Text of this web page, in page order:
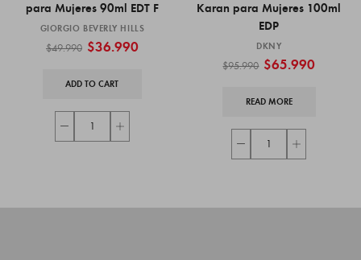
para Mujeres 90ml EDT F
GIORGIO BEVERLY HILLS
$49.990 $36.990
ADD TO CART
Karan para Mujeres 100ml
EDP
DKNY
$95.990 $65.990
READ MORE